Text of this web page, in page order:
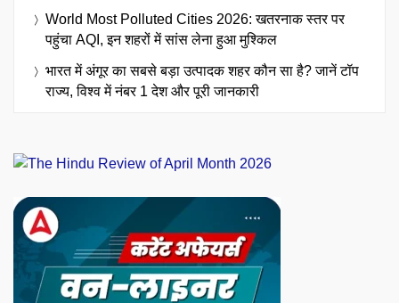
World Most Polluted Cities 2026: खतरनाक स्तर पर
पहुंचा AQI, इन शहरों में सांस लेना हुआ मुश्किल
भारत में अंगूर का सबसे बड़ा उत्पादक शहर कौन सा है? जानें टॉप
राज्य, विश्व में नंबर 1 देश और पूरी जानकारी